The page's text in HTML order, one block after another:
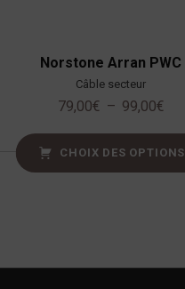
Norstone Arran PWC
Câble secteur
79,00€ – 99,00€
CHOIX DES OPTIONS